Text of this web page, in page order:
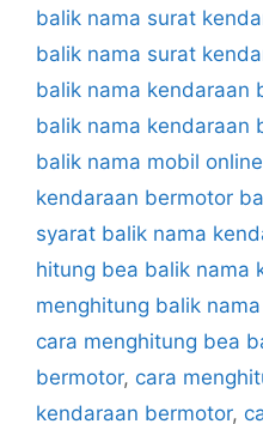
balik nama surat
balik nama surat
balik nama kendaraan
balik nama kendaraan
balik nama mobil online
kendaraan bermotor
syarat balik nama
hitung bea balik nama
menghitung balik
cara menghitung bea
bermotor, cara
kendaraan bermotor,